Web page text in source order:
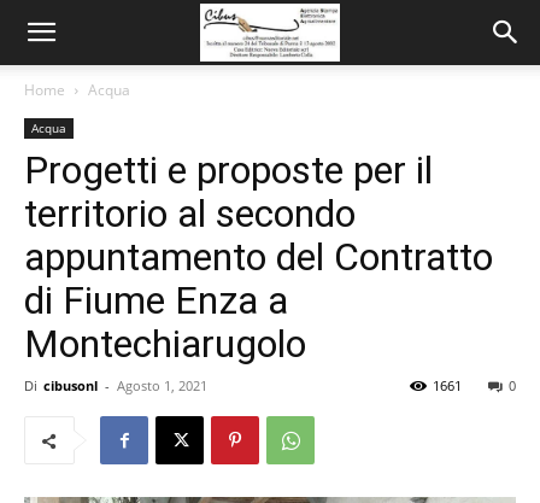
Home Acqua
Acqua
Progetti e proposte per il
territorio al secondo
appuntamento del Contratto
di Fiume Enza a
Montechiarugolo
Di cibusonl - Agosto 1, 2021 0
1661